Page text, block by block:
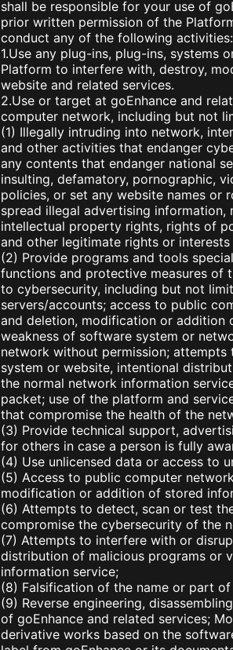
shall be responsible for your use of
prior written permission of the
conduct any of the following activities:
1.Use any plug-ins, plug-ins, systems
Platform to interfere with, destroy,
website and related services.
2.Use or target at goEnhance and
computer network, including but not
(1) Illegally intruding into network,
and other activities that endanger
any contents that endanger national
insulting, defamatory, pornographic,
policies, or set any website names or
spread illegal advertising
intellectual property rights, rights of
and other legitimate rights or
(2) Provide programs and tools
functions and protective measures
to cybersecurity, including but not
servers/accounts; access to public
and deletion, modification or
weakness of software system or
network without permission;
system or website, intentional
the normal network information
packet; use of the platform and
that compromise the health of the
(3) Provide technical support,
for others in case a person is fully
(4) Use unlicensed data or access to
(5) Access to public computer
modification or addition of stored
(6) Attempts to detect, scan or test
compromise the cybersecurity of the
(7) Attempts to interfere with or
distribution of malicious programs or
information service;
(8) Falsification of the name or part
(9) Reverse engineering,
of goEnhance and related services;
derivative works based on the